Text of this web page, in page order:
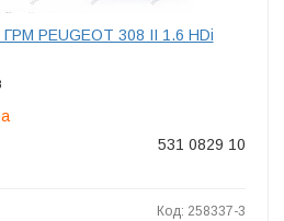
PEUGEOT 308 II 1.6 HDi
531 0829 10
Код: 258337-3